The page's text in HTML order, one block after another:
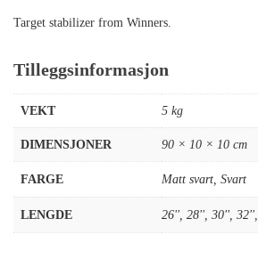
Target stabilizer from Winners.
Tilleggsinformasjon
VEKT 5 kg
DIMENSJONER 90 × 10 × 10 cm
FARGE Matt svart, Svart
LENGDE 26'', 28'', 30'', 32'',